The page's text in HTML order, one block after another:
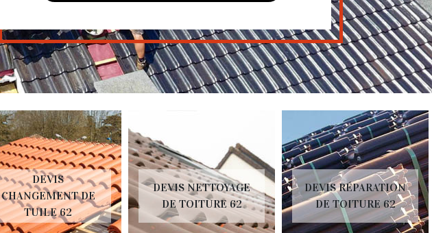
DEVIS
CHANGEMENT DE
TUILE 62
DEVIS NETTOYAGE
DE TOITURE 62
DEVIS RÉPARATION
DE TOITURE 62